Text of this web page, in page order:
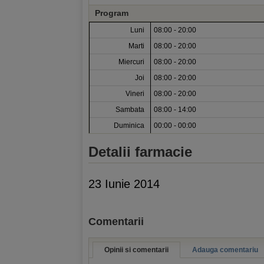
Program
Luni
08:00 - 20:00
Marti
08:00 - 20:00
Miercuri
08:00 - 20:00
Joi
08:00 - 20:00
Vineri
08:00 - 20:00
Sambata
08:00 - 14:00
Duminica
00:00 - 00:00
Detalii farmacie
23 Iunie 2014
Comentarii
Opinii si comentarii Adauga comentariu